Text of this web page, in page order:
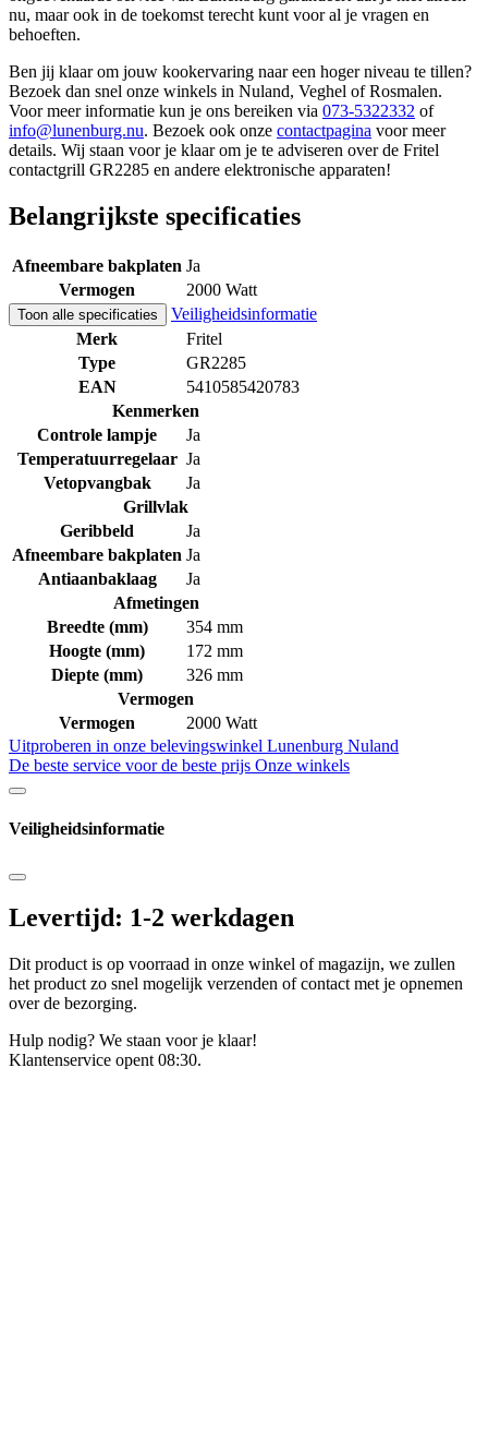
nu, maar ook in de toekomst terecht kunt voor al je vragen en
behoeften.
Ben jij klaar om jouw kookervaring naar een hoger niveau te tillen?
Bezoek dan snel onze winkels in Nuland, Veghel of Rosmalen.
Voor meer informatie kun je ons bereiken via 073-5322332 of
info@lunenburg.nu. Bezoek ook onze contactpagina voor meer
details. Wij staan voor je klaar om je te adviseren over de Fritel
contactgrill GR2285 en andere elektronische apparaten!
Belangrijkste specificaties
Afneembare bakplaten Ja
Vermogen
2000 Watt
Toon alle specificaties
Veiligheidsinformatie
Merk
Fritel
Type
GR2285
EAN
5410585420783
Kenmerken
Controle lampje
Ja
Temperatuurregelaar Ja
Vetopvangbak
Ja
Grillvlak
Geribbeld
Ja
Afneembare bakplaten Ja
Antiaanbaklaag
Ja
Afmetingen
Breedte (mm)
354 mm
Hoogte (mm)
172 mm
Diepte (mm)
326 mm
Vermogen
Vermogen
2000 Watt
Uitproberen in onze belevingswinkel Lunenburg Nuland
De beste service voor de beste prijs Onze winkels
Veiligheidsinformatie
Levertijd: 1-2 werkdagen
Dit product is op voorraad in onze winkel of magazijn, we zullen
het product zo snel mogelijk verzenden of contact met je opnemen
over de bezorging.
Hulp nodig? We staan voor je klaar!
Klantenservice opent 08:30.